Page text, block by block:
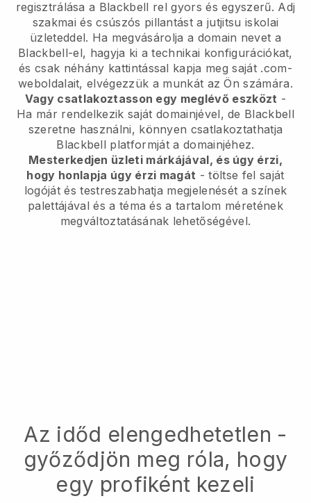
regisztrálása a Blackbell rel gyors és egyszerű. Adj
szakmai és csúszós pillantást a jutjitsu iskolai
üzleteddel. Ha megvásárolja a domain nevet a
Blackbell-el, hagyja ki a technikai konfigurációkat,
és csak néhány kattintással kapja meg saját .com-
weboldalait, elvégezzük a munkát az Ön számára.
Vagy csatlakoztasson egy meglévő eszközt -
Ha már rendelkezik saját domainjével, de Blackbell
szeretne használni, könnyen csatlakoztathatja
Blackbell platformját a domainjéhez.
Mesterkedjen üzleti márkájával, és úgy érzi,
hogy honlapja úgy érzi magát - töltse fel saját
logóját és testreszabhatja megjelenését a színek
palettájával és a téma és a tartalom méretének
megváltoztatásának lehetőségével.
Az időd elengedhetetlen -
győződjön meg róla, hogy
egy profiként kezeli